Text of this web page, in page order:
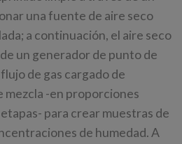
una fuente de aire seco
a continuación, el aire seco
un generador de punto de
de gas cargado de
mezcla -en proporciones
para crear muestras de
de humedad. A